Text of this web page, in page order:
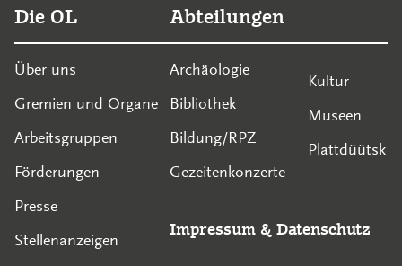
Die OL
Über uns
Gremien und Organe
Arbeitsgruppen
Förderungen
Presse
Stellenanzeigen
Abteilungen
Archäologie
Bibliothek
Bildung/RPZ
Gezeitenkonzerte
Kultur
Museen
Plattdüütsk
Impressum & Datenschutz